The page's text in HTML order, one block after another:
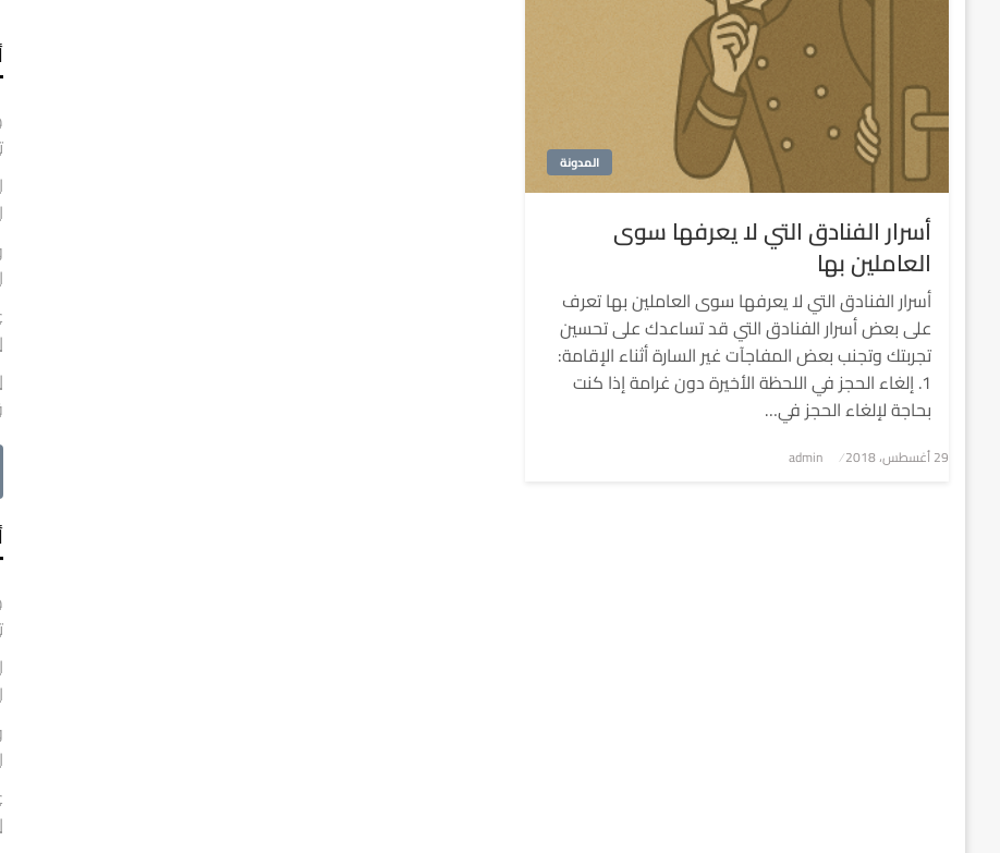
المدونة
أسرار الفنادق التي لا يعرفها سوى
العاملين بها
أسرار الفنادق التي لا يعرفها سوى العاملين بها تعرف
على بعض أسرار الفنادق التي قد تساعدك على تحسين
تجربتك وتجنب بعض المفاجآت غير السارة أثناء الإقامة:
1. إلغاء الحجز في اللحظة الأخيرة دون غرامة إذا كنت
بحاجة لإلغاء الحجز في…
نُشر
29 أغسطس، 2018 admin